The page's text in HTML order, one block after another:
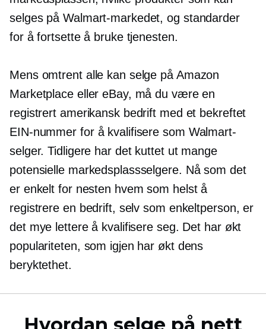
selges på Walmart-markedet, og standarder
for å fortsette å bruke tjenesten.
Mens omtrent alle kan selge på Amazon
Marketplace eller eBay, må du være en
registrert amerikansk bedrift med et bekreftet
EIN-nummer for å kvalifisere som Walmart-
selger. Tidligere har det kuttet ut mange
potensielle markedsplassselgere. Nå som det
er enkelt for nesten hvem som helst å
registrere en bedrift, selv som enkeltperson, er
det mye lettere å kvalifisere seg. Det har økt
populariteten, som igjen har økt dens
beryktethet.